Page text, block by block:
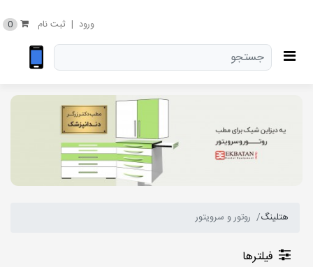
ورود | ثبت نام 0
هتلینگ روتور و سرویتور
فیلترها